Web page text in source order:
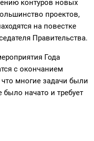
контуров новых
проектов,
на повестке
Правительства.
Года
с окончанием
многие задачи были
начато и требует